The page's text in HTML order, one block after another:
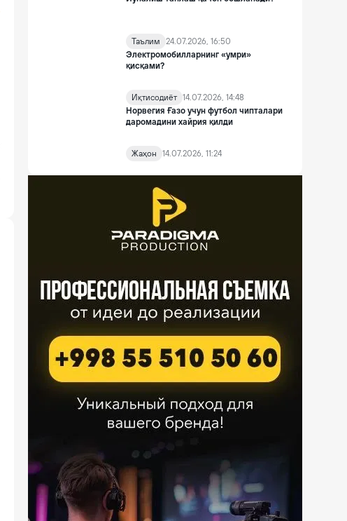
Таълим
24.07.2026, 16:50
Электромобилларнинг «умри»
қисқами?
Иқтисодиёт 14.07.2026, 14:48
Норвегия Ғазо учун футбол чипталари
даромадини хайрия қилди
Жаҳон 14.07.2026, 11:24